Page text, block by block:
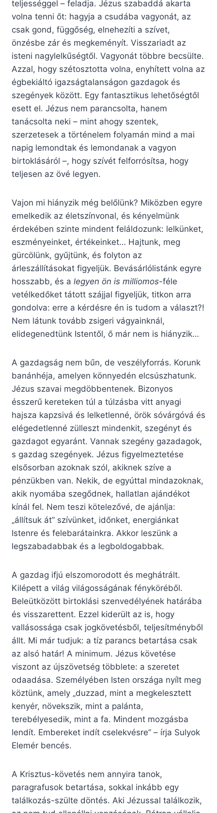
teljességgel – feladja. Jézus szabaddá akarta
volna tenni őt: hagyja a csudába vagyonát, az
csak gond, függőség, elnehezíti a szívet,
önzésbe zár és megkeményít. Visszariadt az
isteni nagylelkűségtől. Vagyonát többre becsülte.
Azzal, hogy szétosztotta volna, enyhített volna az
égbekiáltó igazságtalanságon gazdagok és
szegények között. Egy fantasztikus lehetőségtől
esett el. Jézus nem parancsolta, hanem
tanácsolta neki – mint ahogy szentek,
szerzetesek a történelem folyamán mind a mai
napig lemondtak és lemondanak a vagyon
birtoklásáról –, hogy szívét felforrósítsa, hogy
teljesen az övé legyen.
Vajon mi hiányzik még belőlünk? Miközben egyre
emelkedik az életszínvonal, és kényelmünk
érdekében szinte mindent feláldozunk: lelkünket,
eszményeinket, értékeinket… Hajtunk, meg
gürcölünk, gyűjtünk, és folyton az
árleszállításokat figyeljük. Bevásárlólistánk egyre
hosszabb, és a legyen ön is milliomos-féle
vetélkedőket tátott szájjal figyeljük, titkon arra
gondolva: erre a kérdésre én is tudom a választ?!
Nem látunk tovább zsigeri vágyainknál,
elidegenedtünk Istentől, ő már nem is hiányzik…
A gazdagság nem bűn, de veszélyforrás. Korunk
banánhéja, amelyen könnyedén elcsúszhatunk.
Jézus szavai megdöbbentenek. Bizonyos
ésszerű kereteken túl a túlzásba vitt anyagi
hajsza kapzsivá és lelketlenné, örök sóvárgóvá és
elégedetlenné zülleszt mindenkit, szegényt és
gazdagot egyaránt. Vannak szegény gazadagok,
s gazdag szegények. Jézus figyelmeztetése
elsősorban azoknak szól, akiknek szíve a
pénzükben van. Nekik, de egyúttal mindazoknak,
akik nyomába szegődnek, hallatlan ajándékot
kínál fel. Nem teszi kötelezővé, de ajánlja:
„állítsuk át” szívünket, időnket, energiánkat
Istenre és felebarátainkra. Akkor leszünk a
legszabadabbak és a legboldogabbak.
A gazdag ifjú elszomorodott és meghátrált.
Kilépett a világ világosságának fényköréből.
Beleütközött birtoklási szenvedélyének határába
és visszarettent. Ezzel kiderült az is, hogy
vallásossága csak jogkövetésből, teljesítményből
állt. Mi már tudjuk: a tíz parancs betartása csak
az alsó határ! A minimum. Jézus követése
viszont az újszövetség többlete: a szeretet
odaadása. Személyében Isten országa nyílt meg
köztünk, amely „duzzad, mint a megkelesztett
kenyér, növekszik, mint a palánta,
terebélyesedik, mint a fa. Mindent mozgásba
lendít. Embereket indít cselekvésre” – írja Sulyok
Elemér bencés.
A Krisztus-követés nem annyira tanok,
paragrafusok betartása, sokkal inkább egy
találkozás-szülte döntés. Aki Jézussal találkozik,